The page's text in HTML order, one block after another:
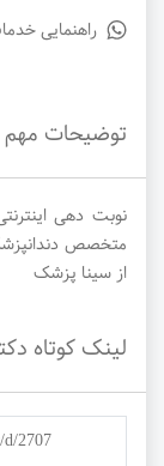
راهنمایی
توضیحات مهم
نوبت دهی
متخصص
از سینا پزشک
لینک کوتاه
d/2707